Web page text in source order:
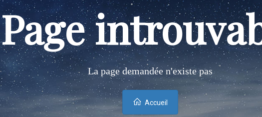
Page
La page demandée n'existe pas
Accueil